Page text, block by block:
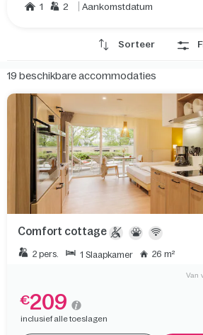
1 2 Aankomstdatum
Sorteer
19 beschikbare accommodaties
Comfort cottage
2 pers. 1 Slaapkamer 26 m²
Van
€209
inclusief alle toeslagen